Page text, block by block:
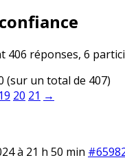
406 réponses, 6
(sur un total de 407)
19 20 21 →
à 21 h 50 min